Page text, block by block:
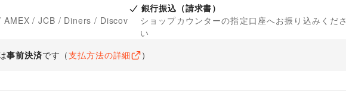
/ JCB / Diners / Discov
銀行振込（請求書）
ショップカウンターの指定口座へお振り込みくださ
い
事前決済です （支払方法の詳細 ）